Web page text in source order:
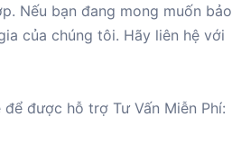
Nếu bạn đang mong muốn bảo
của chúng tôi. Hãy liên hệ với
được hỗ trợ Tư Vấn Miễn Phí: